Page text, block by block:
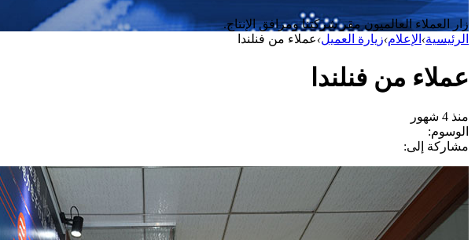
زار العملاء العالميون مقر شركتنا ومرافق الإنتاج.
الرئيسية› الإعلام›زيارة العميل›عملاء من فنلندا
عملاء من فنلندا
منذ 4 شهور
الوسوم:
مشاركة إلى: